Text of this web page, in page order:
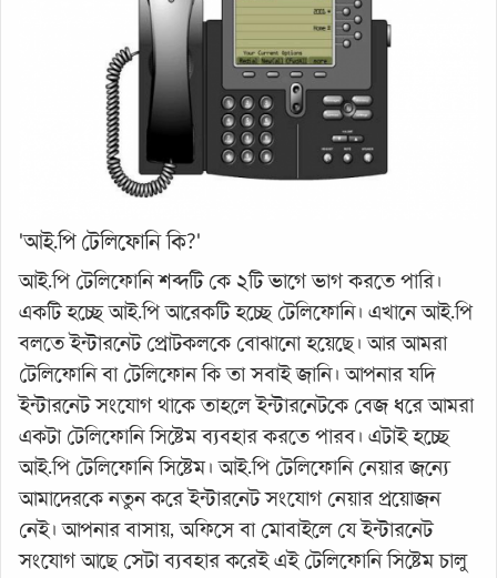
'আই.পি টেলিফোনি কি?'
আই.পি টেলিফোনি শব্দটি কে ২টি ভাগে ভাগ করতে পারি।
একটি হচ্ছে আই.পি আরেকটি হচ্ছে টেলিফোনি। এখানে আই.পি
বলতে ইন্টারনেট প্রোটকলকে বোঝানো হয়েছে। আর আমরা
টেলিফোনি বা টেলিফোন কি তা সবাই জানি। আপনার যদি
ইন্টারনেট সংযোগ থাকে তাহলে ইন্টারনেটকে বেজ ধরে আমরা
একটা টেলিফোনি সিষ্টেম ব্যবহার করতে পারব। এটাই হচ্ছে
আই.পি টেলিফোনি সিষ্টেম। আই.পি টেলিফোনি নেয়ার জন্যে
আমাদেরকে নতুন করে ইন্টারনেট সংযোগ নেয়ার প্রয়োজন
নেই। আপনার বাসায়, অফিসে বা মোবাইলে যে ইন্টারনেট
সংযোগ আছে সেটা ব্যবহার করেই এই টেলিফোনি সিষ্টেম চালু